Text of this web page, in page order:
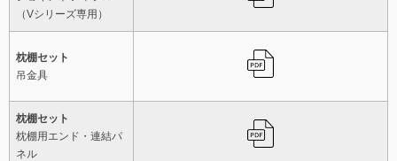
（Vシリーズ専用）
枕棚セット
吊金具
枕棚セット
枕棚用エンド・連結パ
ネル